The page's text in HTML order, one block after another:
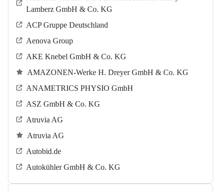
Lamberz GmbH & Co. KG
ACP Gruppe Deutschland
Aenova Group
AKE Knebel GmbH & Co. KG
AMAZONEN-Werke H. Dreyer GmbH & Co. KG
ANAMETRICS PHYSIO GmbH
ASZ GmbH & Co. KG
Atruvia AG
Atruvia AG
Autobid.de
Autokühler GmbH & Co. KG